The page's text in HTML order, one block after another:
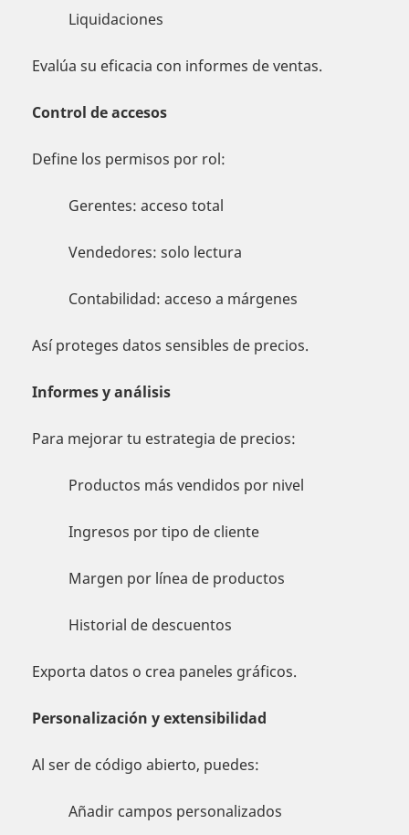
Liquidaciones
Evalúa su eficacia con informes de ventas.
Control de accesos
Define los permisos por rol:
Gerentes: acceso total
Vendedores: solo lectura
Contabilidad: acceso a márgenes
Así proteges datos sensibles de precios.
Informes y análisis
Para mejorar tu estrategia de precios:
Productos más vendidos por nivel
Ingresos por tipo de cliente
Margen por línea de productos
Historial de descuentos
Exporta datos o crea paneles gráficos.
Personalización y extensibilidad
Al ser de código abierto, puedes:
Añadir campos personalizados